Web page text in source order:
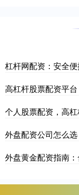
杠杆网配资：安全
高杠杆股票配资平
个人股票配资，高
外盘配资公司怎么
外盘黄金配资指南